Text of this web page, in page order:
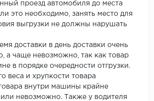
проезд автомобиля до места
это необходимо, занять место для
выгрузки не должны нарушать
доставки в день доставки очень
а чаще невозможно, так как товар
в порядке очередности отгрузки.
веса и хрупкости товара
внутри машины крайне
невозможно. Также у водителя